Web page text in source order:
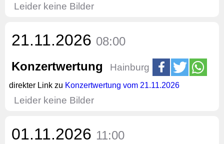
Leider keine Bilder
21.11.2026 08:00
Konzertwertung
Hainburg
direkter Link zu Konzertwertung vom 21.11.2026
Leider keine Bilder
01.11.2026 11:00